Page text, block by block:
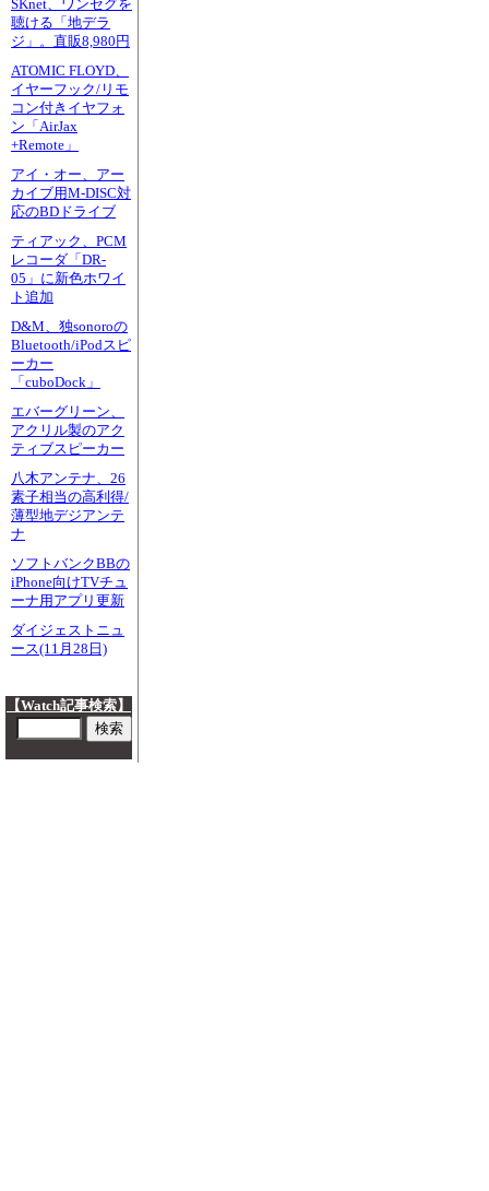
SKnet、ワンセグを
聴ける「地デラ
ジ」。直販8,980円
ATOMIC FLOYD、
イヤーフック/リモ
コン付きイヤフォ
ン「AirJax
+Remote」
アイ・オー、アー
カイブ用M-DISC対
応のBDドライブ
ティアック、PCM
レコーダ「DR-
05」に新色ホワイ
ト追加
D&M、独sonoroの
Bluetooth/iPodスピ
ーカー
「cuboDock」
エバーグリーン、
アクリル製のアク
ティブスピーカー
八木アンテナ、26
素子相当の高利得/
薄型地デジアンテ
ナ
ソフトバンクBBの
iPhone向けTVチュ
ーナ用アプリ更新
ダイジェストニュ
ース(11月28日)
【Watch記事検索】